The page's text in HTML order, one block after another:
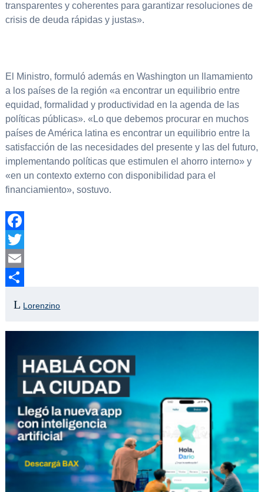
transparentes y coherentes para garantizar resoluciones de
crisis de deuda rápidas y justas».
El Ministro, formuló además en Washington un llamamiento
a los países de la región «a encontrar un equilibrio entre
equidad, formalidad y productividad en la agenda de las
políticas públicas». «Lo que debemos procurar en muchos
países de América latina es encontrar un equilibrio entre la
satisfacción de las necesidades del presente y las del futuro,
implementando políticas que estimulen el ahorro interno» y
«en un contexto externo con disponibilidad para el
financiamiento», sostuvo.
Facebook
Twitter
Email
Lorenzino